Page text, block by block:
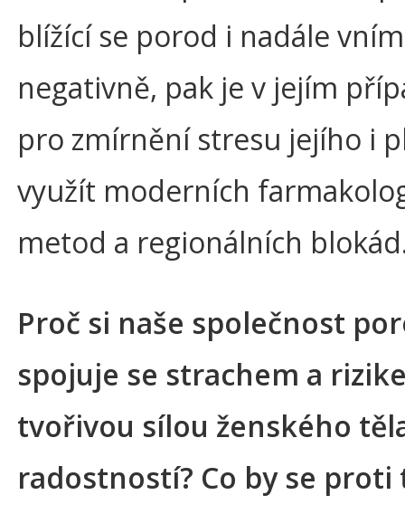
blížící se porod i nadále
negativně, pak je v jejím
pro zmírnění stresu jejího i
využít moderních
metod a regionálních
Proč si naše společnost
spojuje se strachem a
tvořivou sílou ženského
radostností? Co by se